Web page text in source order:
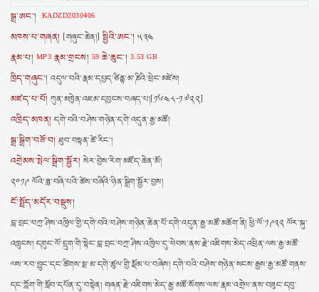
སྒྲ་ཨང་། KADZD2030406
མཁས་པ་གཞན། [གཞུང་ཆེན།]སྤྱིའི་ཨང་། ༥༣༤
རྣམ་པ། MP3 རྣམ་གྲངས། 59 ཆེ་ཆུང་། 3.53 GB
ཁྲིད་གཞུང་། འདུལ་བའི་རྣམ་དཔྱད་ཙིནྟ་མ་ཎིའི་ཕྲེང་མཛེས།
མཛད་པ་པོ། ཀུན་མཁྱེན་འཇམ་དབྱངས་བཞད་པ།[༡༦༤༨-༡༧༢༢]
འཁྲིད་མཁན། དགེ་བའི་བཤེས་གཉེན་དགེ་འདུན་རྒྱ་མཚོ།
སྒྲ་སྒྲིག་བཟོ་བ། ཐུབ་བསྟན་ཚེ་རིང་།
འགྲེམས་སྤེལ་སྒྲིག་སྦྱོར། སེར་བྱེས་རིག་མཛོད་ཆེན་མོ།
༢༠༡༩ ལོའི་ཟླ་བཞི་པའི་ཚེས་བཞིའི་ཉིན་སྒྲིག་སྦྱོར་བྱས།
ངོ་སྤྲོད་མདོར་བསྡུས།
བླ་བྲང་བཀྲ་ཤིས་འཁྱིལ་གྱི་དགེ་བའི་བཤེས་གཉེན་ཆེན་པོ་དགེ་འདུན་རྒྱ་མཚོ་མཆོག་ནི། ཕྱི་ལོ་༡༩༣༢ ལོར་སྐུ་
འཁྲུངས། དགུང་ལོ་དྲུག་གི་སྟེང་བླ་བྲང་བཀྲ་ཤིས་འཁྱིལ་དུ་ཕེབས་ནས་རྗེ་འཇིགས་མེད་འཕྲིན་ལས་རྒྱ་མཚོ་
ལས་རབ་བྱུང་དང་ཚིགས་སྔ་མ་དགེ་ཚུལ་གྱི་སྡོམ་པ་བཞེས། དགེ་བའི་བཤེས་གཉེན་སངས་རྒྱས་རྒྱ་མཚོ་གནས་
དང་ཀློག་གི་སློབ་དཔོན་དུ་བསྟེན། གཞན་རྗེ་འཇིགས་མེད་རྒྱ་མཚོ་སོགས་ལས་རྣམ་འགྲེལ་ནས་བཟུང་དབུ་